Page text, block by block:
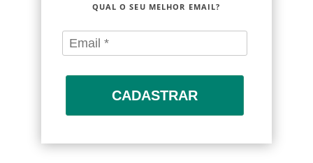
QUAL O SEU MELHOR EMAIL?
CADASTRAR